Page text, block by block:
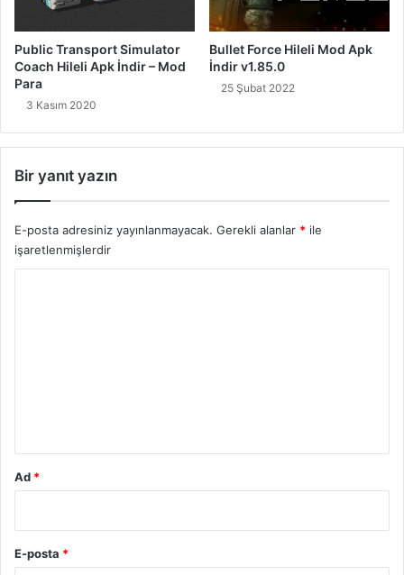
Public Transport Simulator
Coach Hileli Apk İndir – Mod
Para
3 Kasım 2020
Bullet Force Hileli Mod Apk
İndir v1.85.0
25 Şubat 2022
Bir yanıt yazın
E-posta adresiniz yayınlanmayacak. Gerekli alanlar * ile
işaretlenmişlerdir
Ad *
E-posta *